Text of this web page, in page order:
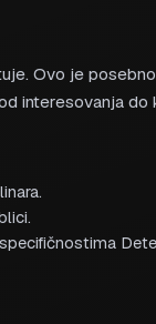
Ovo je
interesovanja